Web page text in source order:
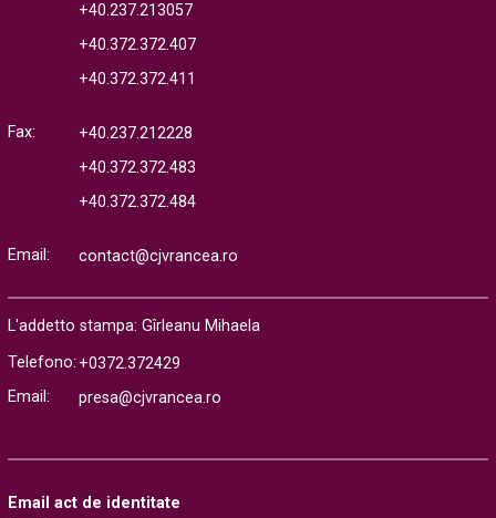
+40.237.213057
+40.372.372.407
+40.372.372.411
Fax:
+40.237.212228
+40.372.372.483
+40.372.372.484
Email: contact@cjvrancea.ro
L'addetto stampa: Gîrleanu Mihaela
Telefono: +0372.372429
Email:
presa@cjvrancea.ro
Email act de identitate